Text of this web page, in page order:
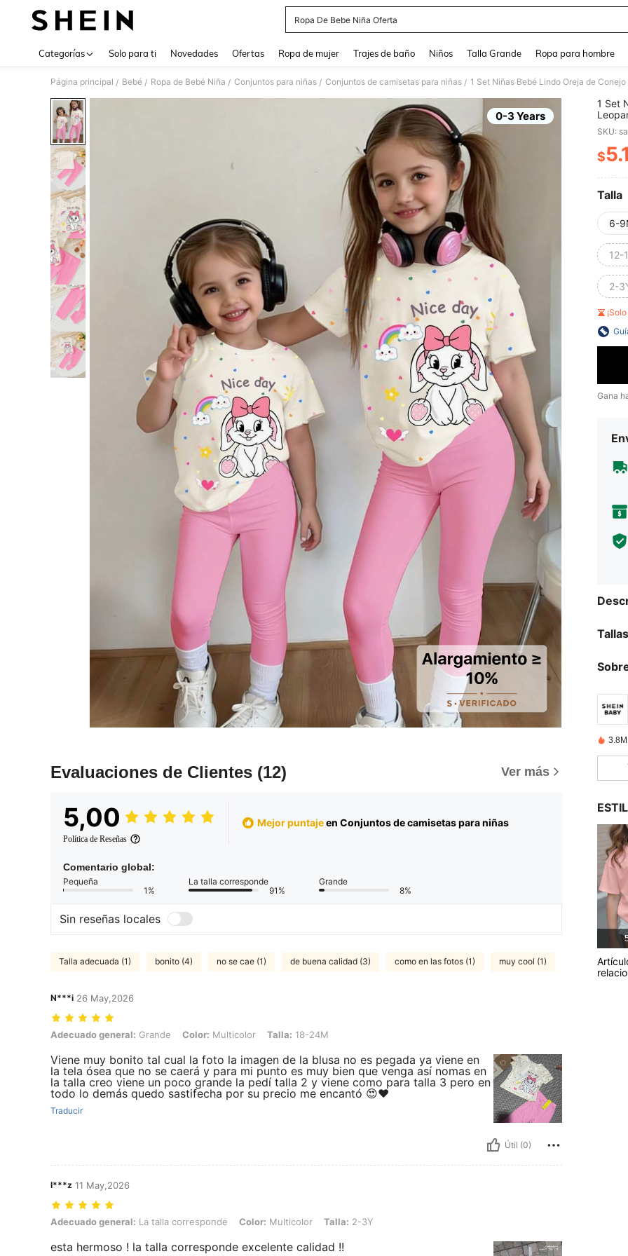
Ropa De Bebe Niña Oferta
Categorías Solo para ti Novedades Ofertas Ropa de mujer Trajes de baño Niños Talla Grande Ropa para hombre
Página principal / Bebé / Ropa de Bebé Niña / Conjuntos para niñas / Conjuntos de camisetas para niñas /
0-3 Years
Evaluaciones de Clientes (12) Ver más
5,00
Política de Reseñas
Mejor puntajeen Conjuntos de camisetas para niñas
Comentario global:
Pequeña
1%
La talla corresponde
91%
Grande
8%
Sin reseñas locales
Talla adecuada (1) bonito (4) no se cae (1) de buena calidad (3) como en las fotos (1) muy cool (1)
N***i 26 May,2026
Adecuado general: Grande, Color: Multicolor, Talla: 18-24M
Adecuado general: Grande Color: Multicolor Talla: 18-24M
Viene muy bonito tal cual la foto la imagen de la blusa no es pegada ya viene en
la tela ósea que no se caerá y para mi punto es muy bien que venga así nomas en
la talla creo viene un poco grande la pedí talla 2 y viene como para talla 3 pero en
todo lo demás quedo sastifecha por su precio me encantó 😍❤️
Traducir
Útil (0)
l***z 11 May,2026
Adecuado general: La talla corresponde, Color: Multicolor, Talla: 2-3Y
Adecuado general: La talla corresponde Color: Multicolor Talla: 2-3Y
esta hermoso ! la talla corresponde excelente calidad !!
1 Set
Ropa
SKU:
$
Talla
6-
12-
2-
Gana